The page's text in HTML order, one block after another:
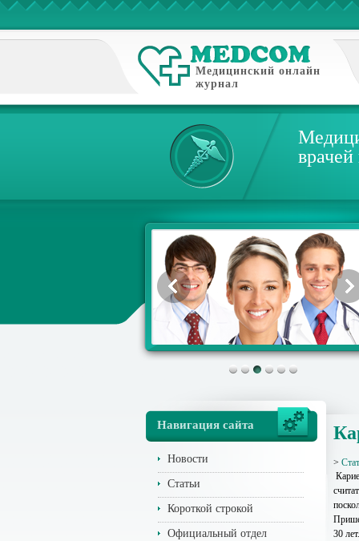
Медицинский онлайн
журнал
Навигация сайта
Новости
Статьи
Короткой строкой
Официальный отдел
>
30